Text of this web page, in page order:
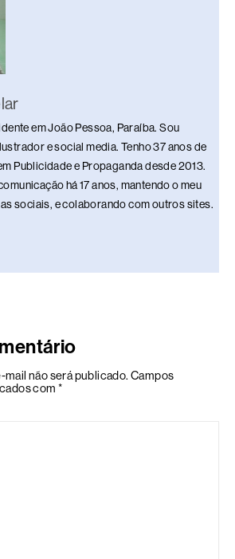
em João Pessoa, Paraíba. Sou
e social media. Tenho 37 anos de
Publicidade e Propaganda desde 2013.
há 17 anos, mantendo o meu
sociais, e colaborando com outros sites.
não será publicado. Campos
com *